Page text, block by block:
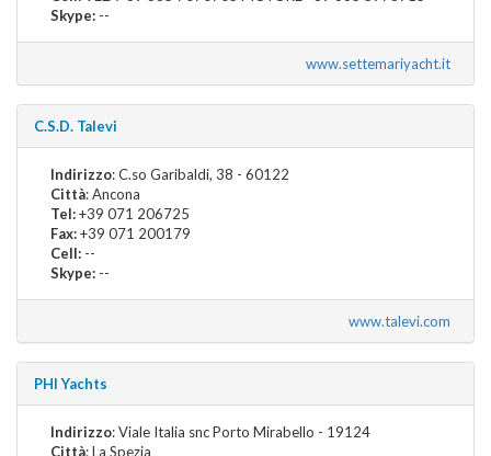
Skype: --
www.settemariyacht.it
C.S.D. Talevi
Indirizzo: C.so Garibaldi, 38 - 60122
Città: Ancona
Tel:+39 071 206725
Fax:+39 071 200179
Cell: --
Skype: --
www.talevi.com
PHI Yachts
Indirizzo: Viale Italia snc Porto Mirabello - 19124
Città: La Spezia